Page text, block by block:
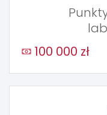
100 000 zł